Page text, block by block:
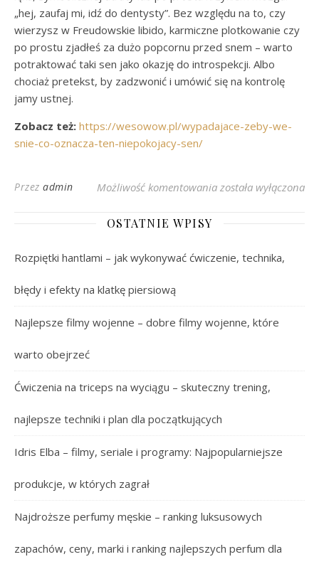
„hej, zaufaj mi, idź do dentysty”. Bez względu na to, czy
wierzysz w Freudowskie libido, karmiczne plotkowanie czy
po prostu zjadłeś za dużo popcornu przed snem – warto
potraktować taki sen jako okazję do introspekcji. Albo
chociaż pretekst, by zadzwonić i umówić się na kontrolę
jamy ustnej.
Zobacz też: https://wesowow.pl/wypadajace-zeby-we-
snie-co-oznacza-ten-niepokojacy-sen/
Przez admin Możliwość komentowania Co Oznacza Sen o
została wyłączona
OSTATNIE WPISY
Rozpiętki hantlami – jak wykonywać ćwiczenie, technika,
błędy i efekty na klatkę piersiową
Najlepsze filmy wojenne – dobre filmy wojenne, które
warto obejrzeć
Ćwiczenia na triceps na wyciągu – skuteczny trening,
najlepsze techniki i plan dla początkujących
Idris Elba – filmy, seriale i programy: Najpopularniejsze
produkcje, w których zagrał
Najdroższe perfumy męskie – ranking luksusowych
zapachów, ceny, marki i ranking najlepszych perfum dla